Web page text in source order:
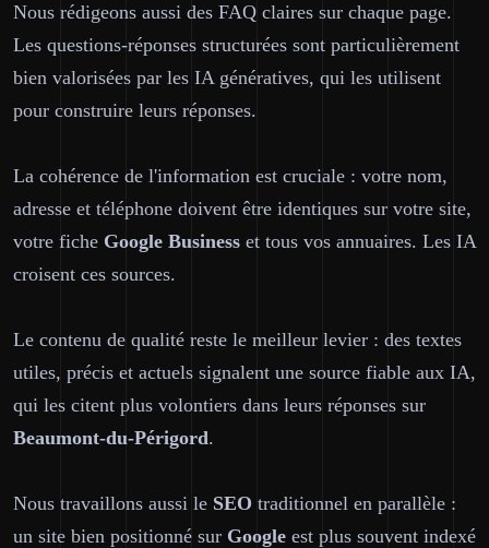
Nous rédigeons aussi des FAQ claires sur chaque page.
Les questions-réponses structurées sont particulièrement
bien valorisées par les IA génératives, qui les utilisent
pour construire leurs réponses.
La cohérence de l'information est cruciale : votre nom,
adresse et téléphone doivent être identiques sur votre site,
votre fiche Google Business et tous vos annuaires. Les IA
croisent ces sources.
Le contenu de qualité reste le meilleur levier : des textes
utiles, précis et actuels signalent une source fiable aux IA,
qui les citent plus volontiers dans leurs réponses sur
Beaumont-du-Périgord.
Nous travaillons aussi le SEO traditionnel en parallèle :
un site bien positionné sur Google est plus souvent indexé